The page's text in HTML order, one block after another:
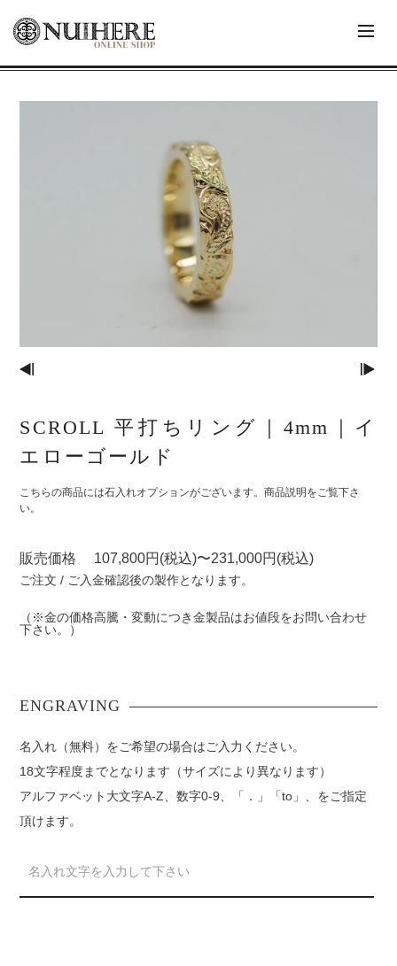
SCROLL 平打ちリング｜4mm｜イ
エローゴールド
こちらの商品には石入れオプションがございます。商品説明をご覧下さ
い。
販売価格 107,800円(税込)〜231,000円(税込)
ご注文 / ご入金確認後の製作となります。
（※金の価格高騰・変動につき金製品はお値段をお問い合わせ
下さい。）
名入れ（無料）をご希望の場合はご入力ください。
18文字程度までとなります（サイズにより異なります）
アルファベット大文字A-Z、数字0-9、「．」「to」、をご指定
頂けます。